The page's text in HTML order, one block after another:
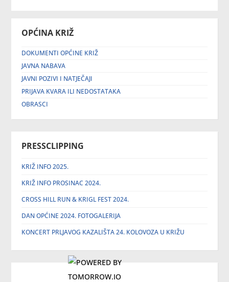
OPĆINA KRIŽ
DOKUMENTI OPĆINE KRIŽ
JAVNA NABAVA
JAVNI POZIVI I NATJEČAJI
PRIJAVA KVARA ILI NEDOSTATAKA
OBRASCI
PRESSCLIPPING
KRIŽ INFO 2025.
KRIŽ INFO PROSINAC 2024.
CROSS HILL RUN & KRIGL FEST 2024.
DAN OPĆINE 2024. FOTOGALERIJA
KONCERT PRLJAVOG KAZALIŠTA 24. KOLOVOZA U KRIŽU